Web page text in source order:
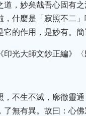
，妙矣哉吾心固有
什麼是「寂照不二
的作用，是妙有。簡
光大師文鈔正編》
，不生不滅，廓徹靈
無有異。故曰：心佛